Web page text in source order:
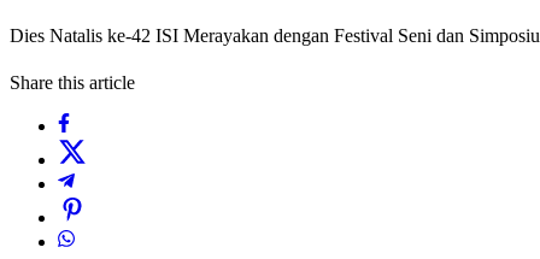
Dies Natalis ke-42 ISI Merayakan dengan Festival Seni dan
Share this article